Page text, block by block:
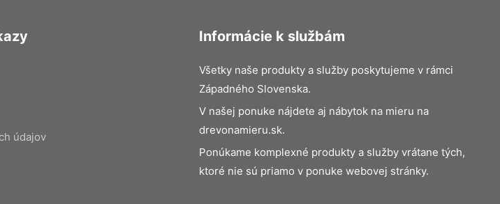
údajov
Informácie k službám
Všetky naše produkty a služby poskytujeme v rámci
Západného Slovenska.
V našej ponuke nájdete aj nábytok na mieru na
drevonamieru.sk.
Ponúkame komplexné produkty a služby vrátane tých,
ktoré nie sú priamo v ponuke webovej stránky.